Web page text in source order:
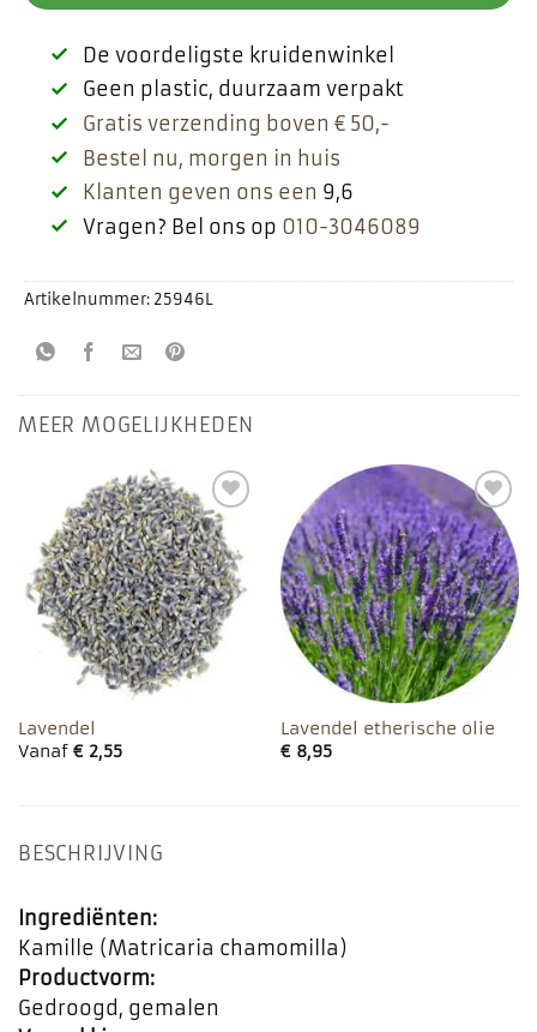
De voordeligste kruidenwinkel
Geen plastic, duurzaam verpakt
Gratis verzending boven € 50,-
Bestel nu, morgen in huis
Klanten geven ons een 9,6
Vragen? Bel ons op 010-3046089
Artikelnummer:25946L
MEER MOGELIJKHEDEN
Toevoegen
aan
favorieten
Lavendel
Vanaf €2,55
Toevoegen
aan
favorieten
Lavendel etherische olie
€8,95
BESCHRIJVING
Ingrediënten:
Kamille (Matricaria chamomilla)
Productvorm:
Gedroogd, gemalen